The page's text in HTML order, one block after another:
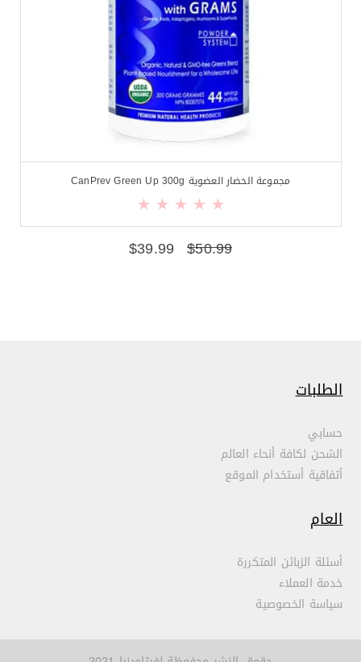
مجموعة الخضار العضوية CanPrev Green Up 300g
$50.99
$39.99
الطلبات
حسابي
الشحن لكافة أنحاء العالم
أتفاقية أستخدام الموقع
العام
أسئلة الزبائن المتكررة
خدمة العملاء
سياسة الخصوصية